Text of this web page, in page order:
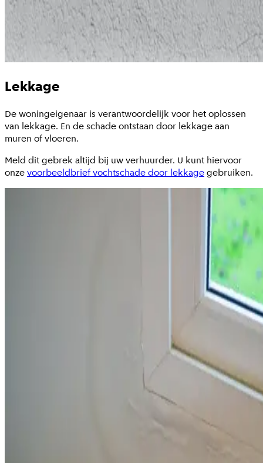
Lekkage
De woningeigenaar is verantwoordelijk voor het oplossen
van lekkage. En de schade ontstaan door lekkage aan
muren of vloeren.
Meld dit gebrek altijd bij uw verhuurder. U kunt hiervoor
onzevoorbeeldbrief vochtschade door lekkagegebruiken.